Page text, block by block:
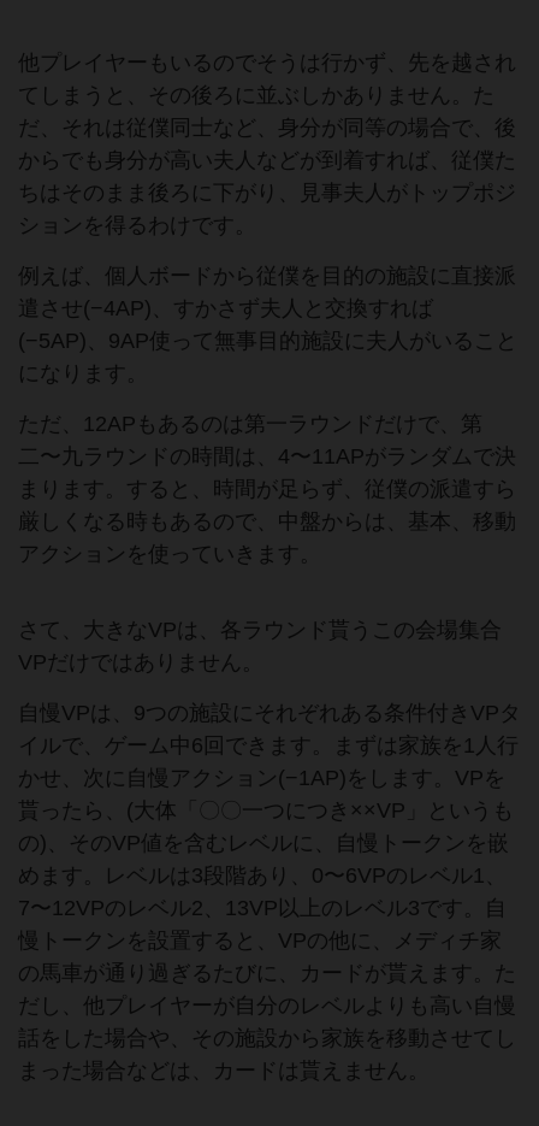
他プレイヤーもいるのでそうは行かず、先を越され
てしまうと、その後ろに並ぶしかありません。た
だ、それは従僕同士など、身分が同等の場合で、後
からでも身分が高い夫人などが到着すれば、従僕た
ちはそのまま後ろに下がり、見事夫人がトップポジ
ションを得るわけです。
例えば、個人ボードから従僕を目的の施設に直接派
遣させ(−4AP)、すかさず夫人と交換すれば
(−5AP)、9AP使って無事目的施設に夫人がいること
になります。
ただ、12APもあるのは第一ラウンドだけで、第
二〜九ラウンドの時間は、4〜11APがランダムで決
まります。すると、時間が足らず、従僕の派遣すら
厳しくなる時もあるので、中盤からは、基本、移動
アクションを使っていきます。
さて、大きなVPは、各ラウンド貰うこの会場集合
VPだけではありません。
自慢VPは、9つの施設にそれぞれある条件付きVPタ
イルで、ゲーム中6回できます。まずは家族を1人行
かせ、次に自慢アクション(−1AP)をします。VPを
貰ったら、(大体「〇〇一つにつき××VP」というも
の)、そのVP値を含むレベルに、自慢トークンを嵌
めます。レベルは3段階あり、0〜6VPのレベル1、
7〜12VPのレベル2、13VP以上のレベル3です。自
慢トークンを設置すると、VPの他に、メディチ家
の馬車が通り過ぎるたびに、カードが貰えます。た
だし、他プレイヤーが自分のレベルよりも高い自慢
話をした場合や、その施設から家族を移動させてし
まった場合などは、カードは貰えません。